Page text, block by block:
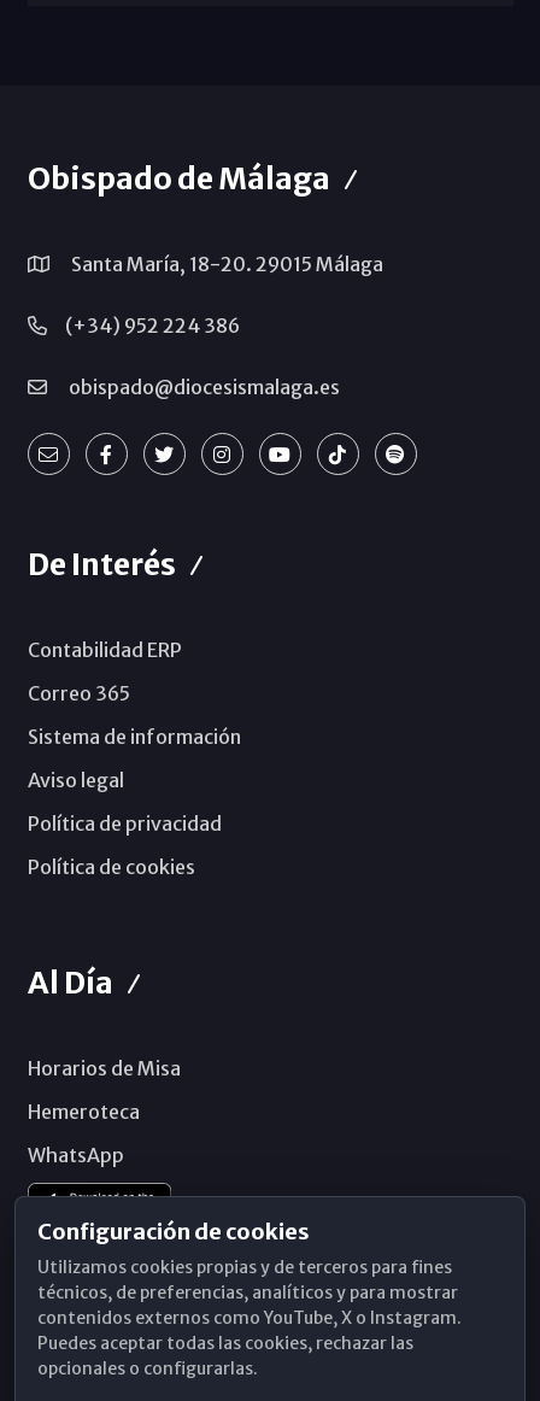
Obispado de Málaga
Santa María, 18-20. 29015 Málaga
(+34) 952 224 386
obispado@diocesismalaga.es
De Interés
Contabilidad ERP
Correo 365
Sistema de información
Aviso legal
Política de privacidad
Política de cookies
Al Día
Horarios de Misa
Hemeroteca
WhatsApp
Configuración de cookies
Utilizamos cookies propias y de terceros para fines
técnicos, de preferencias, analíticos y para mostrar
contenidos externos como YouTube, X o Instagram.
Puedes aceptar todas las cookies, rechazar las
opcionales o configurarlas.